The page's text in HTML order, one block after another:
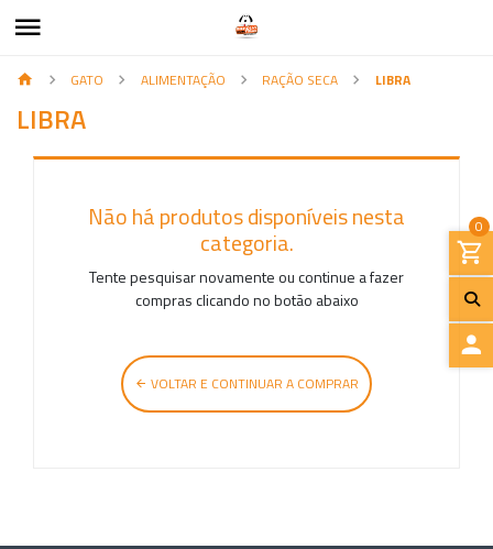
0
GATO ALIMENTAÇÃO RAÇÃO SECA LIBRA
LIBRA
Não há produtos disponíveis nesta
categoria.
Tente pesquisar novamente ou continue a fazer
compras clicando no botão abaixo
VOLTAR E CONTINUAR A COMPRAR